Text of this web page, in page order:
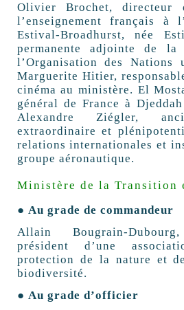
Olivier Brochet, directeur
l’enseignement français à
Estival-Broadhurst, née
permanente adjointe de la
l’Organisation des Nations
Marguerite Hitier,
cinéma au ministère. El
général de France à
Alexandre Ziégler,
extraordinaire et
relations internationales et
groupe aéronautique.
Ministère de la Transition
● Au grade de commandeur
Allain Bougrain-
président d’une
protection de la nature et
biodiversité.
● Au grade d’officier